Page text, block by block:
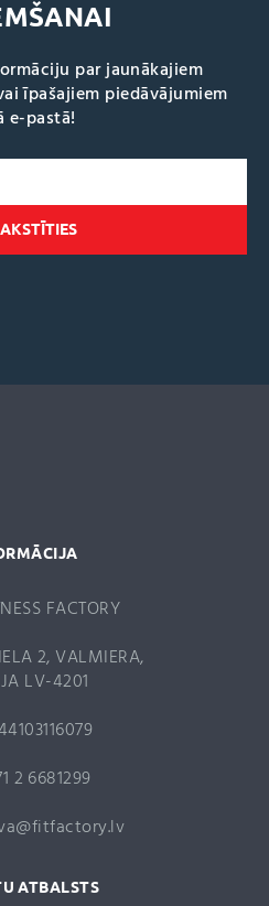
par jaunākajiem
īpašajiem piedāvājumiem
e-pastā!
t
FACTORY
2, VALMIERA,
LV-4201
2 6681299
ATBALSTS